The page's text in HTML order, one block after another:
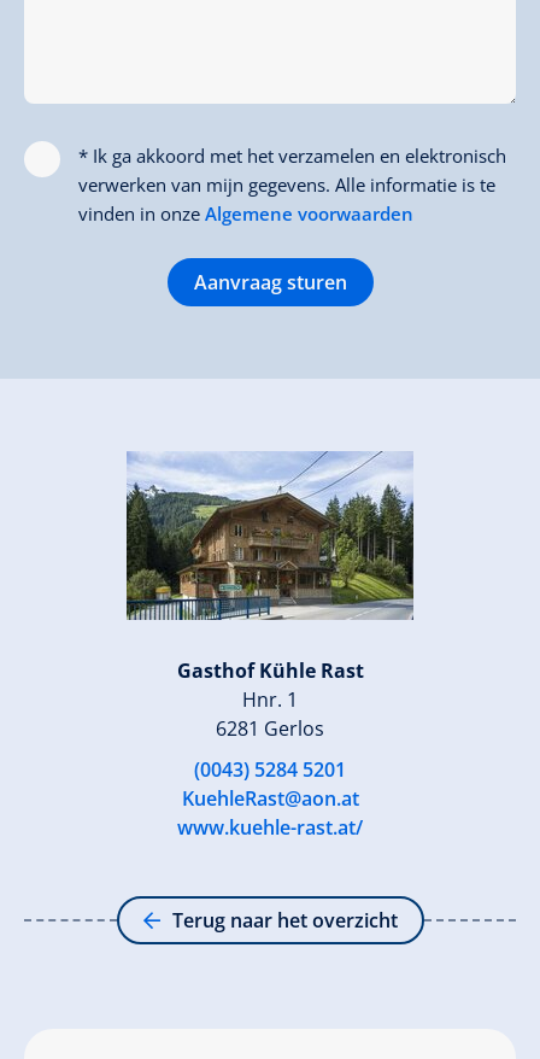
* Ik ga akkoord met het verzamelen en elektronisch
verwerken van mijn gegevens. Alle informatie is te
vinden in onze Algemene voorwaarden
Aanvraag sturen
Gasthof Kühle Rast
Hnr. 1
6281 Gerlos
(0043) 5284 5201
KuehleRast@aon.at
www.kuehle-rast.at/
Terug naar het overzicht